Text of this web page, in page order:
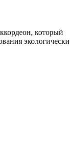
который
экологически